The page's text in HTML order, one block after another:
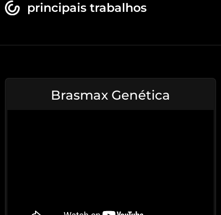
principais trabalhos
Brasmax Genética